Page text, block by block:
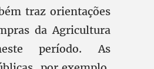
traz orientações
da Agricultura
período. As